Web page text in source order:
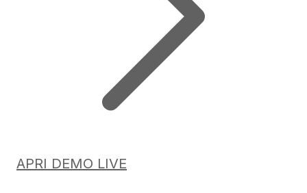
APRI DEMO LIVE